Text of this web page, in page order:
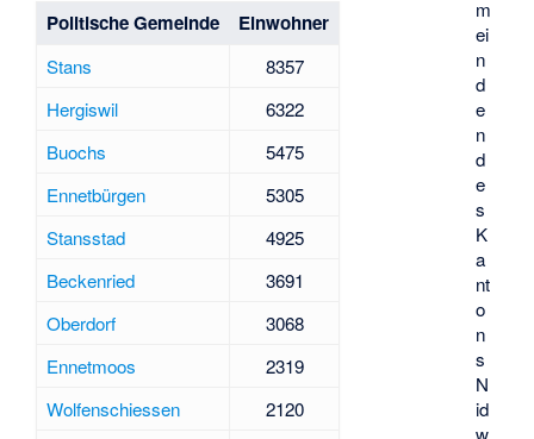
m
ei
n
d
e
n
d
e
s
K
a
nt
o
n
s
N
id
w
Politische Gemeinde Einwohner
Stans
8357
Hergiswil
6322
Buochs
5475
Ennetbürgen
5305
Stansstad
4925
Beckenried
3691
Oberdorf
3068
Ennetmoos
2319
Wolfenschiessen
2120